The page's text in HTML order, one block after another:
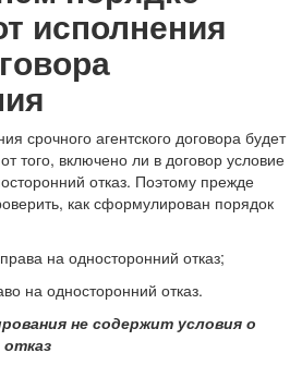
исполнения
срочного агентского договора будет
того, включено ли в договор условие
отказ. Поэтому прежде
как сформулирован порядок
на односторонний отказ;
на односторонний отказ.
не содержит условия о